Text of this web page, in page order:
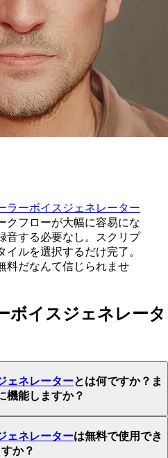
ラーボイスジェネレーター
クフローが大幅に容易にな
音する必要なし。スクリプ
イルを選択するだけ完了。
料だなんて信じられませ
ボイスジェネレータ
ェネレーターとは何ですか？ま
機能しますか？
ェネレーターは無料で使用でき
すか？